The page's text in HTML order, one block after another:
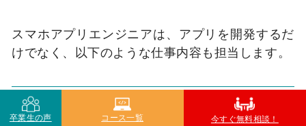
スマホアプリエンジニアは、アプリを開発するだ
けでなく、以下のような仕事内容も担当します。
アプリの企画からシステム設計
卒業生の声 コース一覧 今すぐ無料相談！